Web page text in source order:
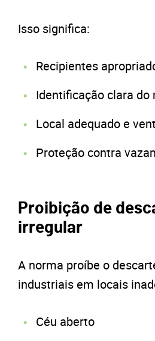
Isso significa:
Recipientes
Identificação clara do
Local adequado e
Proteção contra
Proibição de
irregular
A norma proíbe o
industriais em locais
Céu aberto